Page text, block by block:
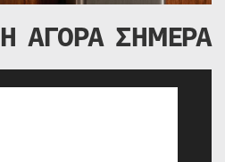
Η ΑΓΟΡΑ ΣΗΜΕΡΑ